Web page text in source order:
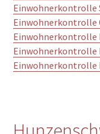
Einwohnerkontrolle
Einwohnerkontrolle
Einwohnerkontrolle
Einwohnerkontrolle
Einwohnerkontrolle